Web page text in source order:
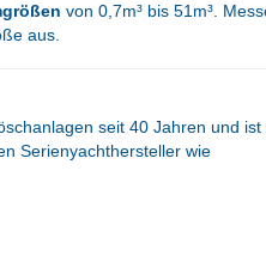
von 0,7m³ bis 51m³.
aus.
seit 40 Jahren und
Serienyachthersteller wie